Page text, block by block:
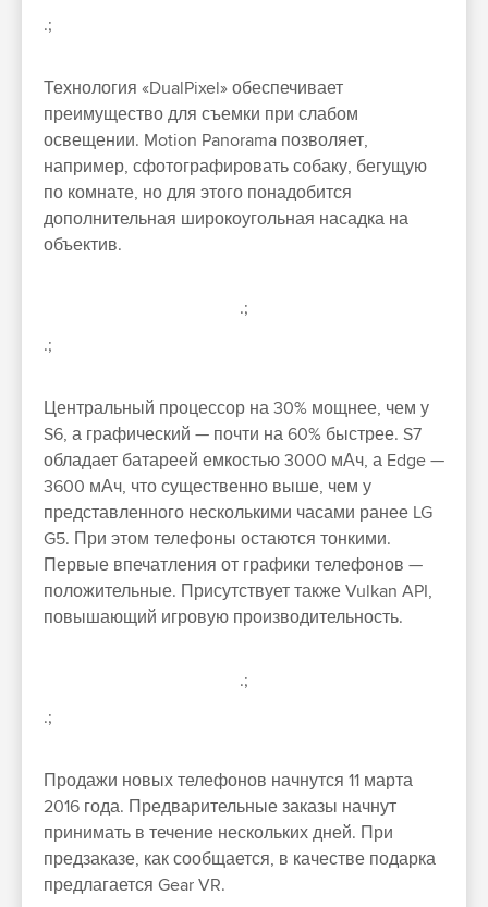
.;
Технология «DualPixel» обеспечивает
преимущество для съемки при слабом
освещении. Motion Panorama позволяет,
например, сфотографировать собаку, бегущую
по комнате, но для этого понадобится
дополнительная широкоугольная насадка на
объектив.
.;
.;
Центральный процессор на 30% мощнее, чем у
S6, а графический — почти на 60% быстрее. S7
обладает батареей емкостью 3000 мАч, а Edge —
3600 мАч, что существенно выше, чем у
представленного несколькими часами ранее LG
G5. При этом телефоны остаются тонкими.
Первые впечатления от графики телефонов —
положительные. Присутствует также Vulkan API,
повышающий игровую производительность.
.;
.;
Продажи новых телефонов начнутся 11 марта
2016 года. Предварительные заказы начнут
принимать в течение нескольких дней. При
предзаказе, как сообщается, в качестве подарка
предлагается Gear VR.